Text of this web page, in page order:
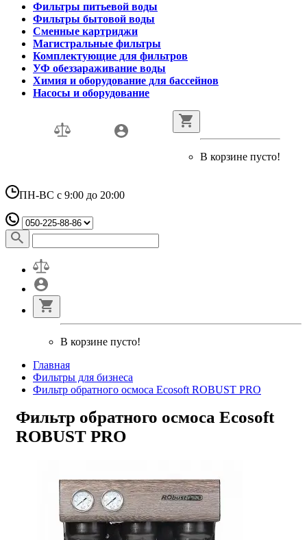
Фильтры питьевой воды
Фильтры бытовой воды
Сменные картриджи
Магистральные фильтры
Комплектующие для фильтров
УФ обеззараживание воды
Химия и оборудование для бассейнов
Насосы и оборудование
В корзине пусто!
ПН-ВС с 9:00 до 20:00
В корзине пусто!
Главная
Фильтры для бизнеса
Фильтр обратного осмоса Ecosoft ROBUST PRO
Фильтр обратного осмоса Ecosoft
ROBUST PRO